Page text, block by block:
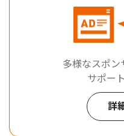
多様なスポン
サポー
詳